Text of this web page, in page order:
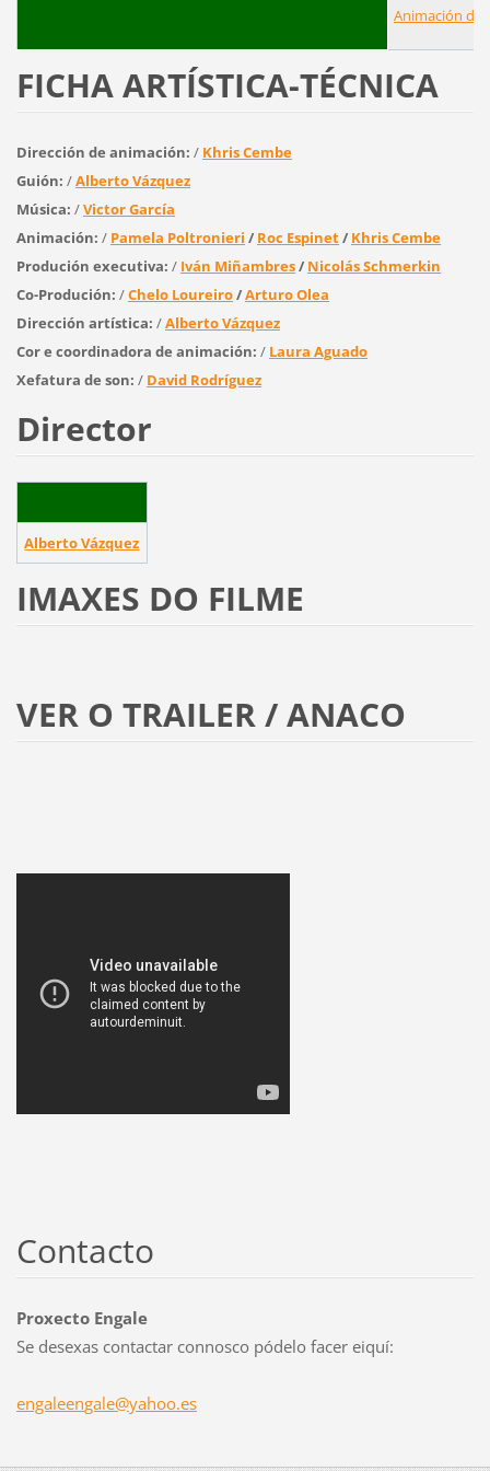
Animación de
FICHA ARTÍSTICA-TÉCNICA
Dirección de animación: / Khris Cembe
Guión: /Alberto Vázquez
Música: /Victor García
Animación: / Pamela Poltronieri / Roc Espinet/ Khris Cembe
Produción executiva: / Iván Miñambres/ Nicolás Schmerkin
Co-Produción: /Chelo Loureiro/Arturo Olea
Dirección artística: /Alberto Vázquez
Cor e coordinadora de animación: / Laura Aguado
Xefatura de son: / David Rodríguez
Director
Alberto Vázquez
IMAXES DO FILME
VER O TRAILER / ANACO
Contacto
Proxecto Engale
Se desexas contactar connosco pódelo facer eiquí:
engaleengale@yahoo.es